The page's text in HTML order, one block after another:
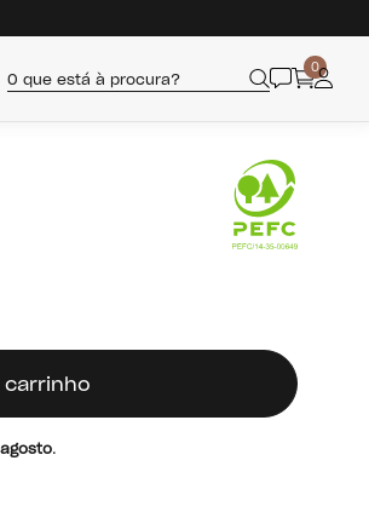
O que está à procura?
0
carrinho
.